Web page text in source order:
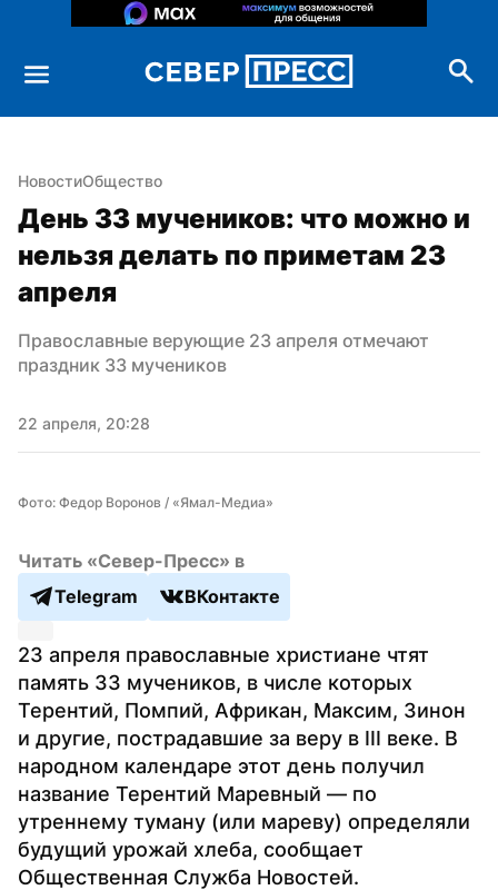
НовостиОбщество
День 33 мучеников: что можно и
нельзя делать по приметам 23
апреля
Православные верующие 23 апреля отмечают
праздник 33 мучеников
22 апреля, 20:28
Фото: Федор Воронов / «Ямал-Медиа»
Читать «Север-Пресс» в
Telegram
ВКонтакте
23 апреля православные христиане чтят
память 33 мучеников, в числе которых
Терентий, Помпий, Африкан, Максим, Зинон
и другие, пострадавшие за веру в III веке. В
народном календаре этот день получил
название Терентий Маревный — по
утреннему туману (или мареву) определяли
будущий урожай хлеба, сообщает
Общественная Служба Новостей.